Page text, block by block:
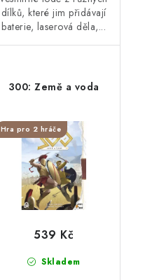
dílků, které jim přidávají
baterie, laserová děla,...
300: Země a voda
Hra pro 2 hráče
Skladem
539 Kč